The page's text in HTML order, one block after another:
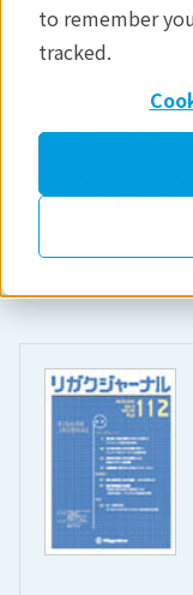
to remember
tracked.
リガクのWDXRF
る薄膜材料の評価
RFデバイス（
プロセスの膜厚
アクチュエー
スの膜厚・組